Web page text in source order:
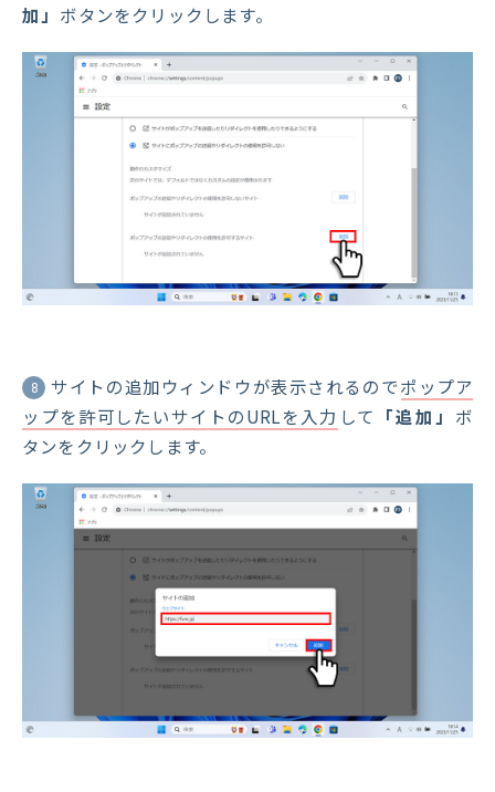
加」 ボタンをクリックします。
8 サイトの追加ウィンドウが表示されるのでポップア
ップを許可したいサイトのURLを入力 して 「追加」 ボ
タンをクリックします。